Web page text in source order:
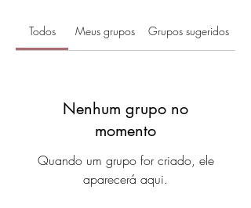
Todos Meus grupos Grupos sugeridos
Nenhum grupo no
momento
Quando um grupo for criado, ele
aparecerá aqui.